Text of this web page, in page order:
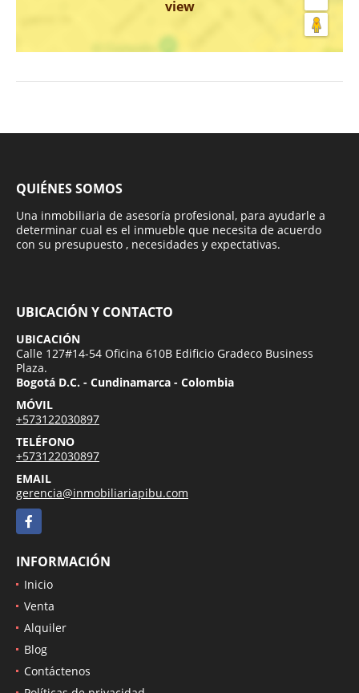
view
QUIÉNES SOMOS
Una inmobiliaria de asesoría profesional, para ayudarle a
determinar cual es el inmueble que necesita de acuerdo
con su presupuesto , necesidades y expectativas.
UBICACIÓN Y CONTACTO
UBICACIÓN
Calle 127#14-54 Oficina 610B Edificio Gradeco Business
Plaza.
Bogotá D.C. - Cundinamarca - Colombia
MÓVIL
+573122030897
TELÉFONO
+573122030897
EMAIL
gerencia@inmobiliariapibu.com
Facebook
INFORMACIÓN
Inicio
Venta
Alquiler
Blog
Contáctenos